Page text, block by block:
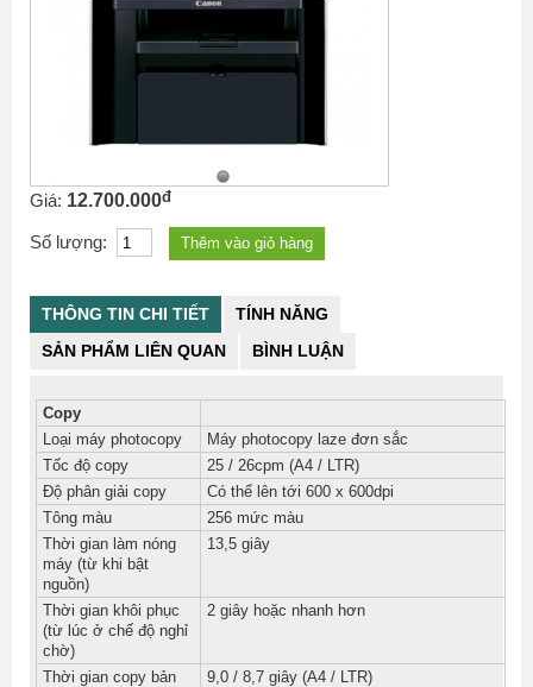
Giá: 12.700.000đ
Số lượng:
THÔNG TIN CHI TIẾT
TÍNH NĂNG
SẢN PHẨM LIÊN QUAN
BÌNH LUẬN
Copy
Loại máy photocopy
Máy photocopy laze đơn sắc
Tốc độ copy
25 / 26cpm (A4 / LTR)
Độ phân giải copy
Có thể lên tới 600 x 600dpi
Tông màu
256 mức màu
Thời gian làm nóng
máy (từ khi bật
nguồn)
13,5 giây
Thời gian khôi phục
(từ lúc ở chế độ nghỉ
chờ)
2 giây hoặc nhanh hơn
Thời gian copy bản
9,0 / 8,7 giây (A4 / LTR)